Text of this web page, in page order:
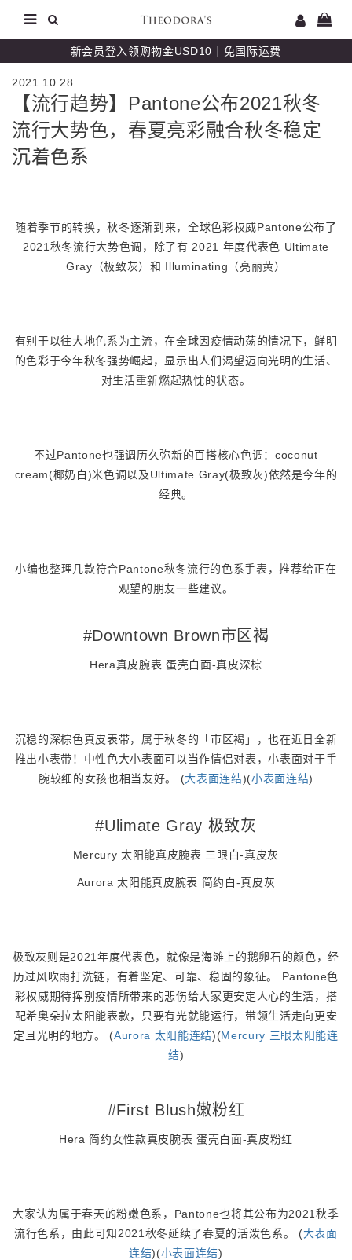
新会员登入领购物金USD10｜免国际运费
2021.10.28
【流行趋势】Pantone公布2021秋冬
流行大势色，春夏亮彩融合秋冬稳定
沉着色系
随着季节的转换，秋冬逐渐到来，全球色彩权威Pantone公布了
2021秋冬流行大势色调，除了有 2021 年度代表色 Ultimate
Gray（极致灰）和 Illuminating（亮丽黄）
有别于以往大地色系为主流，在全球因疫情动荡的情况下，鲜明
的色彩于今年秋冬强势崛起，显示出人们渴望迈向光明的生活、
对生活重新燃起热忱的状态。
不过Pantone也强调历久弥新的百搭核心色调：coconut
cream(椰奶白)米色调以及Ultimate Gray(极致灰)依然是今年的
经典。
小编也整理几款符合Pantone秋冬流行的色系手表，推荐给正在
观望的朋友一些建议。
#Downtown Brown市区褐
Hera真皮腕表 蛋壳白面-真皮深棕
沉稳的深棕色真皮表带，属于秋冬的「市区褐」，也在近日全新
推出小表带！中性色大小表面可以当作情侣对表，小表面对于手
腕较细的女孩也相当友好。 (大表面连结)(小表面连结)
#Ulimate Gray 极致灰
Mercury 太阳能真皮腕表 三眼白-真皮灰
Aurora 太阳能真皮腕表 简约白-真皮灰
极致灰则是2021年度代表色，就像是海滩上的鹅卵石的颜色，经
历过风吹雨打洗链，有着坚定、可靠、稳固的象征。 Pantone色
彩权威期待挥别疫情所带来的悲伤给大家更安定人心的生活，搭
配希奥朵拉太阳能表款，只要有光就能运行，带领生活走向更安
定且光明的地方。 (Aurora 太阳能连结)(Mercury 三眼太阳能连
结)
#First Blush嫩粉红
Hera 简约女性款真皮腕表 蛋壳白面-真皮粉红
大家认为属于春天的粉嫩色系，Pantone也将其公布为2021秋季
流行色系，由此可知2021秋冬延续了春夏的活泼色系。 (大表面
连结)(小表面连结)